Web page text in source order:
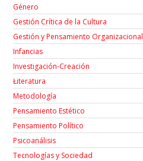
Género
Gestión Crítica de la Cultura
Gestión y Pensamiento Organizacional
Infancias
Investigación-Creación
Łiteratura
Metodología
Pensamiento Estético
Pensamiento Político
Psicoanálisis
Tecnologías y Sociedad